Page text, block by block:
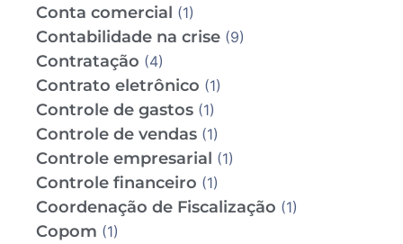
Conta comercial (1)
Contabilidade na crise (9)
Contratação (4)
Contrato eletrônico (1)
Controle de gastos (1)
Controle de vendas (1)
Controle empresarial (1)
Controle financeiro (1)
Coordenação de Fiscalização (1)
Copom (1)